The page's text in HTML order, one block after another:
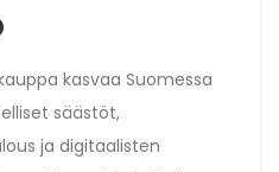
kasvaa Suomessa
säästöt,
ja digitaalisten